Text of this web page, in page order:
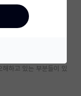
졸업)
요..
)
하고 있는 부분들이 있